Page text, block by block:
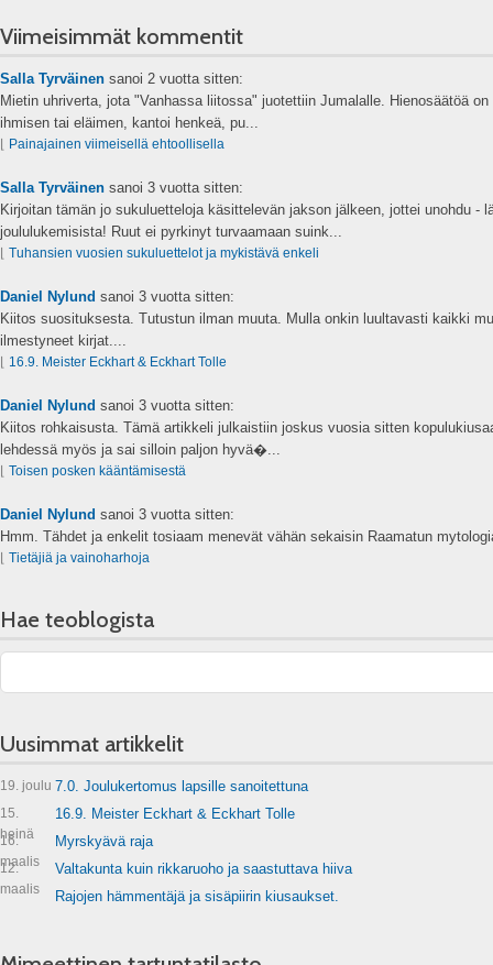
Viimeisimmät kommentit
Salla Tyrväinen sanoi 2 vuotta sitten:
Mietin uhriverta, jota "Vanhassa liitossa" juotettiin Jumalalle. Hienosäätöä
ihmisen tai eläimen, kantoi henkeä, pu...
⌊ Painajainen viimeisellä ehtoollisella
Salla Tyrväinen sanoi 3 vuotta sitten:
Kirjoitan tämän jo sukuluetteloja käsittelevän jakson jälkeen, jottei unohdu -
joululukemisista! Ruut ei pyrkinyt turvaamaan suink...
⌊ Tuhansien vuosien sukuluettelot ja mykistävä enkeli
Daniel Nylund sanoi 3 vuotta sitten:
Kiitos suosituksesta. Tutustun ilman muuta. Mulla onkin luultavasti kaikki
ilmestyneet kirjat....
⌊ 16.9. Meister Eckhart & Eckhart Tolle
Daniel Nylund sanoi 3 vuotta sitten:
Kiitos rohkaisusta. Tämä artikkeli julkaistiin joskus vuosia sitten
lehdessä myös ja sai silloin paljon hyvä�...
⌊ Toisen posken kääntämisestä
Daniel Nylund sanoi 3 vuotta sitten:
Hmm. Tähdet ja enkelit tosiaam menevät vähän sekaisin Raamatun
⌊ Tietäjiä ja vainoharhoja
Hae teoblogista
Uusimmat artikkelit
19. joulu 7.0. Joulukertomus lapsille sanoitettuna
15.
heinä
16.9. Meister Eckhart & Eckhart Tolle
16.
maalis
Myrskyävä raja
12.
maalis
Valtakunta kuin rikkaruoho ja saastuttava hiiva
Rajojen hämmentäjä ja sisäpiirin kiusaukset.